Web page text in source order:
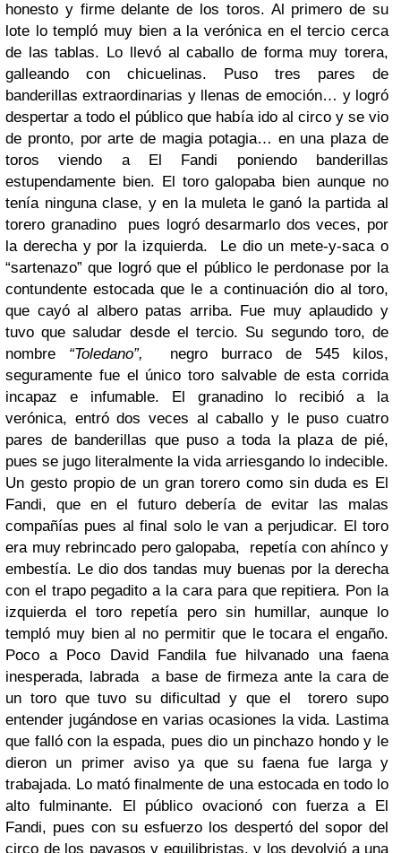
honesto y firme delante de los toros. Al primero de su
lote lo templó muy bien a la verónica en el tercio cerca
de las tablas. Lo llevó al caballo de forma muy torera,
galleando con chicuelinas. Puso tres pares de
banderillas extraordinarias y llenas de emoción… y logró
despertar a todo el público que había ido al circo y se vio
de pronto, por arte de magia potagia… en una plaza de
toros viendo a El Fandi poniendo banderillas
estupendamente bien. El toro galopaba bien aunque no
tenía ninguna clase, y en la muleta le ganó la partida al
torero granadino pues logró desarmarlo dos veces, por
la derecha y por la izquierda. Le dio un mete-y-saca o
“sartenazo” que logró que el público le perdonase por la
contundente estocada que le a continuación dio al toro,
que cayó al albero patas arriba. Fue muy aplaudido y
tuvo que saludar desde el tercio. Su segundo toro, de
nombre “Toledano”,
negro burraco de 545 kilos,
seguramente fue el único toro salvable de esta corrida
incapaz e infumable. El granadino lo recibió a la
verónica, entró dos veces al caballo y le puso cuatro
pares de banderillas que puso a toda la plaza de pié,
pues se jugo literalmente la vida arriesgando lo indecible.
Un gesto propio de un gran torero como sin duda es El
Fandi, que en el futuro debería de evitar las malas
compañías pues al final solo le van a perjudicar. El toro
era muy rebrincado pero galopaba, repetía con ahínco y
embestía. Le dio dos tandas muy buenas por la derecha
con el trapo pegadito a la cara para que repitiera. Pon la
izquierda el toro repetía pero sin humillar, aunque lo
templó muy bien al no permitir que le tocara el engaño.
Poco a Poco David Fandila fue hilvanado una faena
inesperada, labrada a base de firmeza ante la cara de
un toro que tuvo su dificultad y que el torero supo
entender jugándose en varias ocasiones la vida. Lastima
que falló con la espada, pues dio un pinchazo hondo y le
dieron un primer aviso ya que su faena fue larga y
trabajada. Lo mató finalmente de una estocada en todo lo
alto fulminante. El público ovacionó con fuerza a El
Fandi, pues con su esfuerzo los despertó del sopor del
circo de los payasos y equilibristas, y los devolvió a una